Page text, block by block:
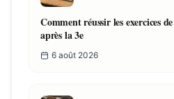
Comment réussir les exercices
après la 3e
6 août 2026